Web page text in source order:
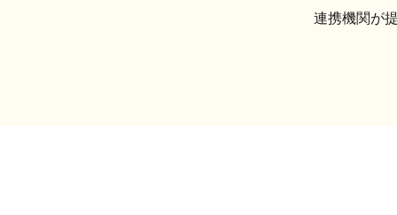
連携機関が